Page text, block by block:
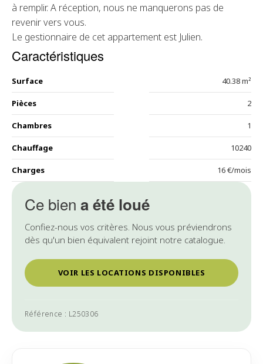
Ce bien a été loué
Confiez-nous vos critères. Nous vous préviendrons
dès qu'un bien équivalent rejoint notre catalogue.
VOIR LES LOCATIONS DISPONIBLES
Référence : L250306
à remplir. A réception, nous ne manquerons pas de
revenir vers vous.
Le gestionnaire de cet appartement est Julien.
Caractéristiques
Surface 40.38 m²
Pièces 2
Chambres 1
Chauffage 10240
Charges 16 €/mois